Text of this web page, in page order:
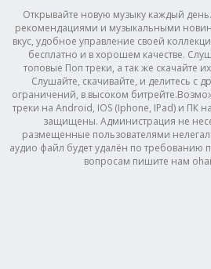
Открывайте новую музыку каждый
рекомендациями и музыкальными
вкус, удобное управление своей
бесплатно и в хорошем качестве.
топовые Поп треки, а так же скачайте
Слушайте, скачивайте, и делитесь с
ограничений, в высоком
треки на Android, IOS (Iphone, IPad) и ПК
защищены. Администрация не
размещенные пользователями
аудио файл будет удалён по требованию
вопросам пишите нам